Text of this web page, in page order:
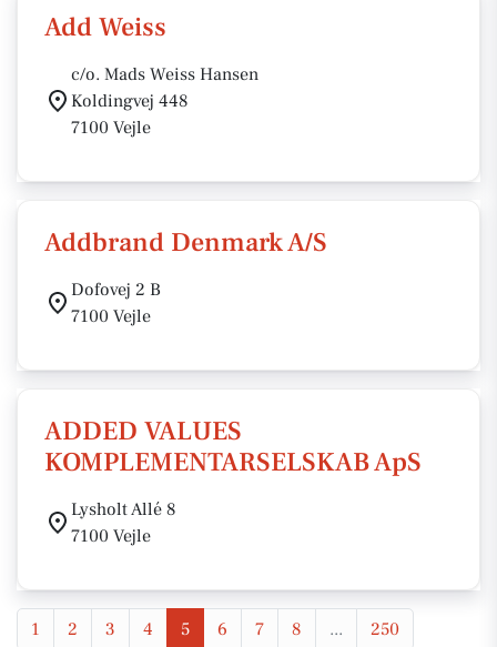
Add Weiss
c/o. Mads Weiss Hansen
Koldingvej 448
7100 Vejle
Addbrand Denmark A/S
Dofovej 2 B
7100 Vejle
ADDED VALUES
KOMPLEMENTARSELSKAB ApS
Lysholt Allé 8
7100 Vejle
1 2 3 4 5 6 7 8 ... 250